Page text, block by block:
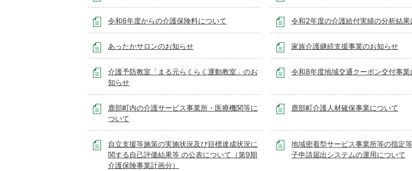
令和6年度からの介護保険料について 令和2年度の介護給付実績の分析結果
あったかサロンのお知らせ 家族介護継続支援事業のお知らせ
介護予防教室「まる元らくらく運動教室」のお
知らせ
令和8年度地域交通クーポン交付事業
鹿部町内の介護サービス事業所・医療機関等に
ついて
鹿部町介護人材確保事業について
自立支援等施策の実施状況及び目標達成状況に
関する自己評価結果等 の公表について（第9期
介護保険事業計画分）
地域密着型サービス事業所等の指定
子申請届出システムの運用について